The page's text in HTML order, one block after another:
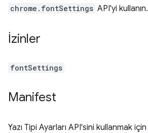
chrome.fontSettings API'yi kullanın.
İzinler
fontSettings
Manifest
Yazı Tipi Ayarları API'sini kullanmak için